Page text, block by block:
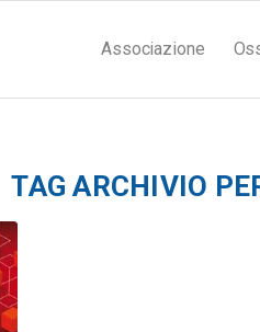
Associazione
TAG ARCHIVIO